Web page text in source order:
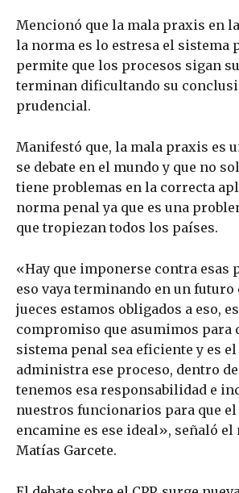
Mencionó que la mala praxis en
la norma es lo estresa el sistema
permite que los procesos sigan
terminan dificultando su
prudencial.
Manifestó que, la mala praxis es
se debate en el mundo y que no
tiene problemas en la correcta
norma penal ya que es una
que tropiezan todos los países.
«Hay que imponerse contra esas
eso vaya terminando en un futuro
jueces estamos obligados a eso,
compromiso que asumimos para
sistema penal sea eficiente y es el
administra ese proceso, dentro
tenemos esa responsabilidad e
nuestros funcionarios para que el
encamine es ese ideal», señaló
Matías Garcete.